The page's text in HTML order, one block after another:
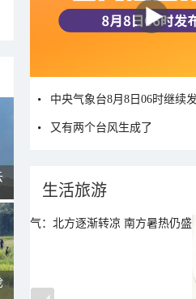
又有两个台风生成了
生活旅游